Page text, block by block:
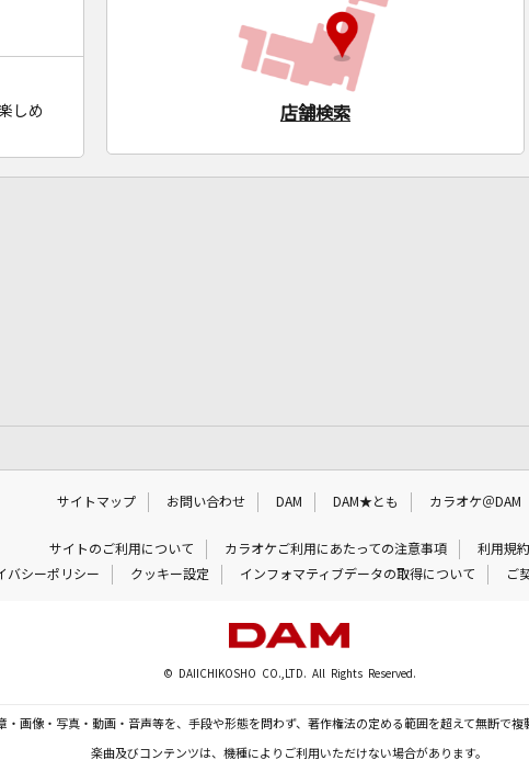
しめ
店舗検索
サイトマップ お問い合わせ DAM DAM★とも カラオケ＠DAM
サイトのご利用について カラオケご利用にあたっての注意事項
利用規約
バシーポリシー クッキー設定 インフォマティブデータの取得について ご
© DAIICHIKOSHO CO.,LTD. All Rights Reserved.
・画像・写真・動画・音声等を、手段や形態を問わず、著作権法の定める範囲を超えて無断で複
楽曲及びコンテンツは、機種によりご利用いただけない場合があります。